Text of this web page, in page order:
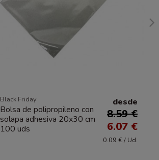
Black Friday
Bolsa de polipropileno con
solapa adhesiva 20x30 cm
100 uds
desde
8.59 €
6.07 €
0.09 € / Ud.